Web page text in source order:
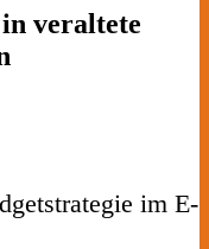
veraltete
im E-